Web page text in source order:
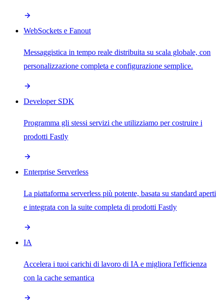
WebSockets e Fanout
Messaggistica in tempo reale distribuita su scala globale, con
personalizzazione completa e configurazione semplice.
Developer SDK
Programma gli stessi servizi che utilizziamo per costruire i
prodotti Fastly
Enterprise Serverless
La piattaforma serverless più potente, basata su standard aperti
e integrata con la suite completa di prodotti Fastly
IA
Accelera i tuoi carichi di lavoro di IA e migliora l'efficienza
con la cache semantica